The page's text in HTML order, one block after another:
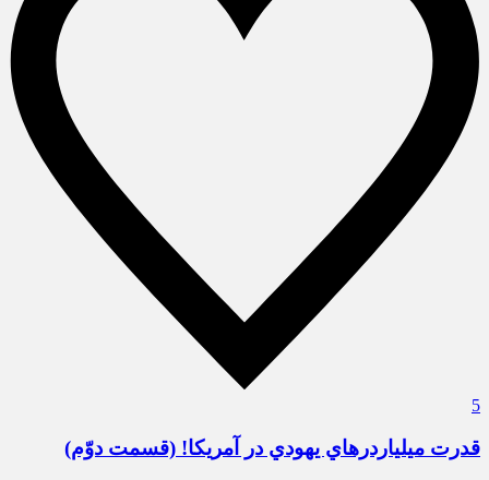
5
قدرت ميلياردرهاي يهودي در آمریکا! (قسمت دوّم)